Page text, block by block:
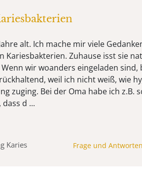
alt. Ich mache mir viele
Kariesbakterien. Zuhause isst sie
wir woanders eingeladen sind,
weil ich nicht weiß, wie
zuging. Bei der Oma habe ich z.B.
d ...
Karies Frage und